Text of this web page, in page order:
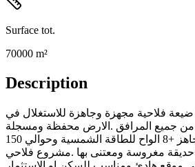
Surface tot.
70000 m²
Description
فلاحية مجهزة وجاهزة للاستغلال في
من جميع المرافق .الارض محفظة ومسجلة
تتوفر على بئر ومنزل جاهز +8 الواح للطاقة الشمسية وحوالي 150
مغروسة ومعتنى بها .مشروع فلاحي